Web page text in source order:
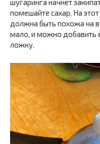
шугаринга начнёт
помешайте сахар. На
должна быть похожа на
мало, и можно добавить
ложку.